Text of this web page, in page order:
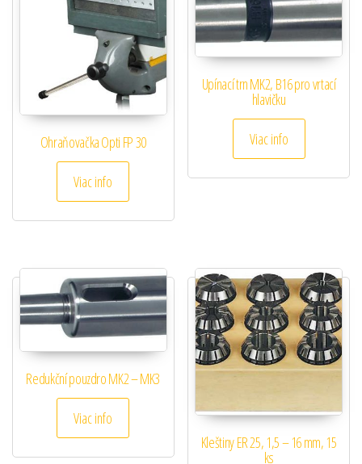
Ohraňovačka Opti FP 30
Viac info
Upínací trn MK2, B16 pro vrtací
hlavičku
Viac info
Redukční pouzdro MK2 – MK3
Viac info
Kleštiny ER 25, 1,5 – 16 mm, 15
ks